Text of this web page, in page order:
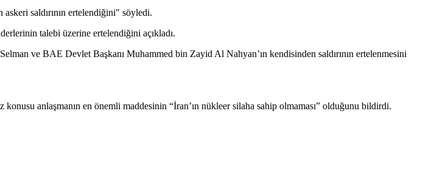
saldırının ertelendiğini" söyledi.
talebi üzerine ertelendiğini açıkladı.
ve BAE Devlet Başkanı Muhammed bin Zayid Al Nahyan’ın kendisinden saldırının ertelenmesini
anlaşmanın en önemli maddesinin “İran’ın nükleer silaha sahip olmaması” olduğunu bildirdi.